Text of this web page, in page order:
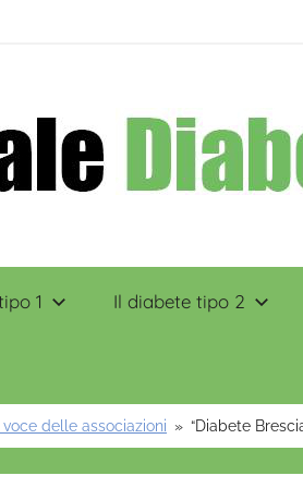
1 Il diabete tipo 2
voce delle associazioni “Diabete